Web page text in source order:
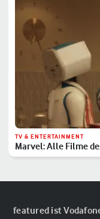
TV & ENTERTAINMENT
Marvel: Alle Filme
Reihenfolge
featured ist